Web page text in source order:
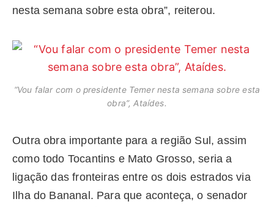
nesta semana sobre esta obra”, reiterou.
“Vou falar com o presidente Temer nesta semana sobre esta
obra”, Ataídes.
Outra obra importante para a região Sul, assim
como todo Tocantins e Mato Grosso, seria a
ligação das fronteiras entre os dois estrados via
Ilha do Bananal. Para que aconteça, o senador